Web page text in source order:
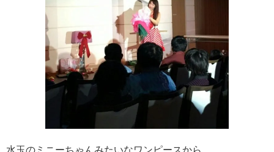
水玉のミニーちゃんみたいなワンピースから、